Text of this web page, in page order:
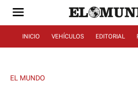
INICIO VEHÍCULOS EDITORIAL
EL MUNDO